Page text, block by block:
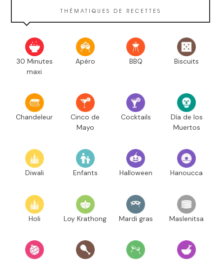
THÉMATIQUES DE RECETTES
30 Minutes
maxi
Apéro BBQ Biscuits
Chandeleur
Cinco de
Mayo
Cocktails
Día de los
Muertos
Diwali Enfants Halloween Hanoucca
Holi Loy Krathong Mardi gras Maslenitsa